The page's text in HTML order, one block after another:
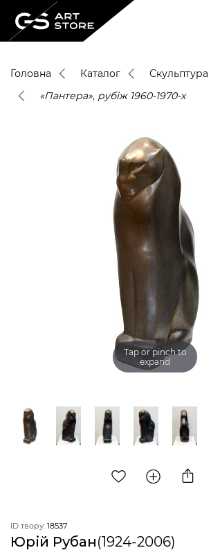
Головна Каталог Скульптура
«Пантера», рубіж 1960-1970-х
Tap or pinch to
expand
ID твору: 18537
Юрій Рубан(1924-2006)